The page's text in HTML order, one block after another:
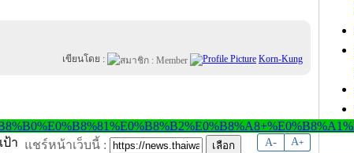
เขียนโดย :
Korn-Kung
A- A+
แชร์หน้าเว็บนี้ :
ป้า